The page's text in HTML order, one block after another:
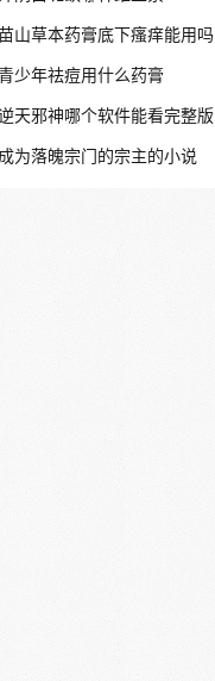
山草本药膏底下瘙痒能用吗
少年祛痘用什么药膏
天邪神哪个软件能看完整版
成为落魄宗门的宗主的小说